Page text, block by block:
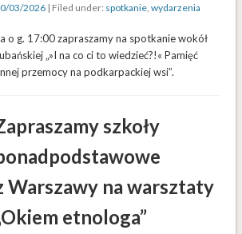
03/2026 | Filed under: spotkanie ,wydarzenia
o g. 17:00 zapraszamy na spotkanie wokół
„»I na co ci to wiedzieć?!« Pamięć
przemocy na podkarpackiej wsi”.
szkoły
Warszawy na warsztaty
etnologa”